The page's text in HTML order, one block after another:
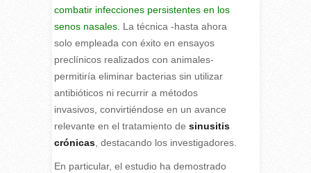
combatir infecciones persistentes en los
senos nasales. La técnica -hasta ahora
solo empleada con éxito en ensayos
preclínicos realizados con animales-
permitiría eliminar bacterias sin utilizar
antibióticos ni recurrir a métodos
invasivos, convirtiéndose en un avance
relevante en el tratamiento de sinusitis
crónicas, destacando los investigadores.
En particular, el estudio ha demostrado